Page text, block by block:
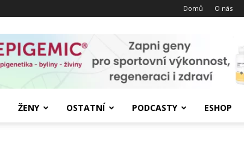
Domů O nás
ŽENY OSTATNÍ PODCASTY ESHOP